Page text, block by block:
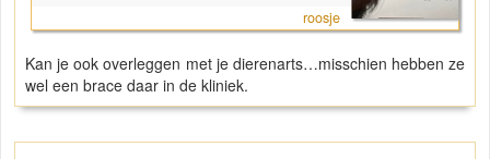
roosje
Kan je ook overleggen met je dierenarts…misschien hebben ze
wel een brace daar in de kliniek.